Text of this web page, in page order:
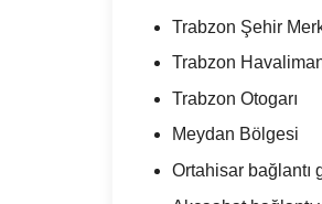
Trabzon Şehir
Trabzon
Trabzon Otogarı
Meydan Bölgesi
Ortahisar bağlantı